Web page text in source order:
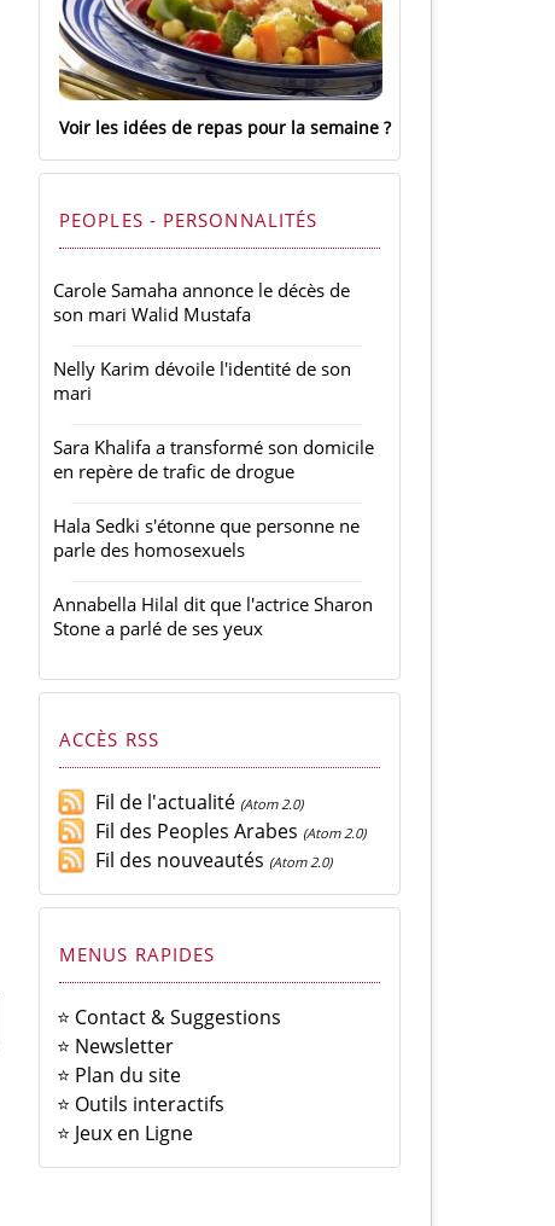
Voir les idées de repas pour la semaine
PEOPLES - PERSONNALITÉS
Carole Samaha annonce le décès de
son mari Walid Mustafa
Nelly Karim dévoile l'identité de son
mari
Sara Khalifa a transformé son domicile
en repère de trafic de drogue
Hala Sedki s'étonne que personne ne
parle des homosexuels
Annabella Hilal dit que l'actrice Sharon
Stone a parlé de ses yeux
ACCÈS RSS
Fil de l'actualité (Atom 2.0)
Fil des Peoples Arabes (Atom 2.0)
Fil des nouveautés (Atom 2.0)
MENUS RAPIDES
⭐ Contact & Suggestions
⭐ Newsletter
⭐ Plan du site
⭐ Outils interactifs
⭐ Jeux en Ligne